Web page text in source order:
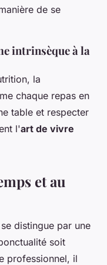
de se
intrinsèque à la
la
chaque repas en
table et respecter
l'art de vivre
et au
se distingue par une
soit
professionnel, il